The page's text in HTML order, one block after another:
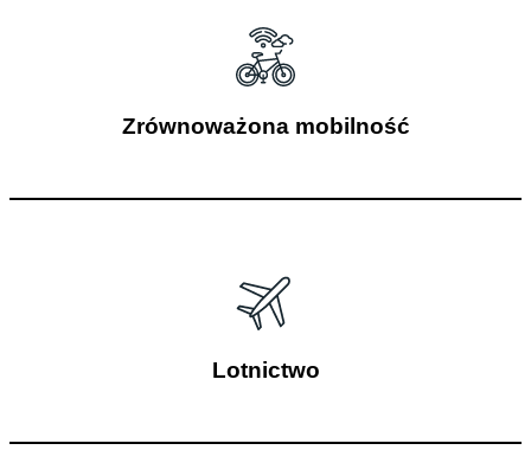
Zrównoważona mobilność
Lotnictwo